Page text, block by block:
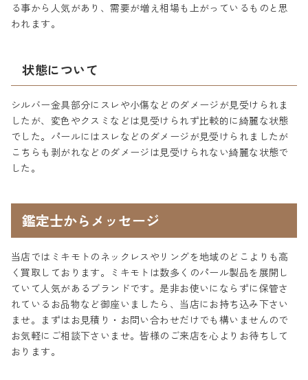
る事から人気があり、需要が増え相場も上がっているものと思
われます。
状態について
シルバー金具部分にスレや小傷などのダメージが見受けられま
したが、変色やクスミなどは見受けられず比較的に綺麗な状態
でした。パールにはスレなどのダメージが見受けられましたが
こちらも剥がれなどのダメージは見受けられない綺麗な状態で
した。
鑑定士からメッセージ
当店ではミキモトのネックレスやリングを地域のどこよりも高
く買取しております。ミキモトは数多くのパール製品を展開し
ていて人気があるブランドです。是非お使いにならずに保管さ
れているお品物など御座いましたら、当店にお持ち込み下さい
ませ。まずはお見積り・お問い合わせだけでも構いませんので
お気軽にご相談下さいませ。皆様のご来店を心よりお待ちして
おります。